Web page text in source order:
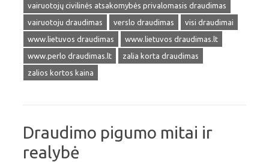
vairuotojų civilinės atsakomybės privalomasis draudimas
vairuotoju draudimas
verslo draudimas
visi draudimai
www.lietuvos draudimas
www.lietuvos draudimas.lt
www.perlo draudimas.lt
zalia korta draudimas
zalios kortos kaina
Draudimo pigumo mitai ir
realybė